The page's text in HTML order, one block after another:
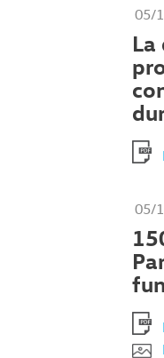
05/
05/